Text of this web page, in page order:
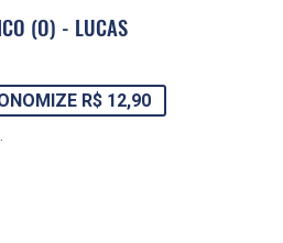
(O) - LUCAS
R$ 12,90